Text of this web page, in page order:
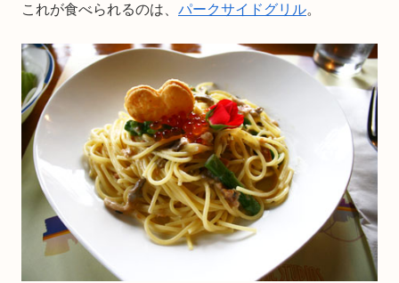
これが食べられるのは、 パークサイドグリル。